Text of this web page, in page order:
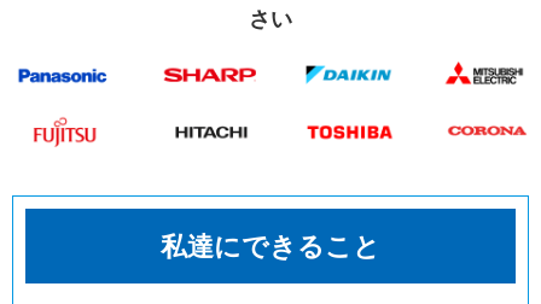
さい
私達にできること